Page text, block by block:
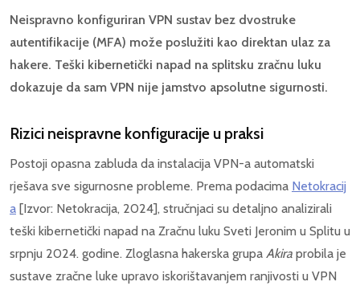
Neispravno konfiguriran VPN sustav bez dvostruke
autentifikacije (MFA) može poslužiti kao direktan ulaz za
hakere. Teški kibernetički napad na splitsku zračnu luku
dokazuje da sam VPN nije jamstvo apsolutne sigurnosti.
Rizici neispravne konfiguracije u praksi
Postoji opasna zabluda da instalacija VPN-a automatski
rješava sve sigurnosne probleme. Prema podacima Netokracij
a [Izvor: Netokracija, 2024], stručnjaci su detaljno analizirali
teški kibernetički napad na Zračnu luku Sveti Jeronim u Splitu u
srpnju 2024. godine. Zloglasna hakerska grupa Akira probila je
sustave zračne luke upravo iskorištavanjem ranjivosti u VPN